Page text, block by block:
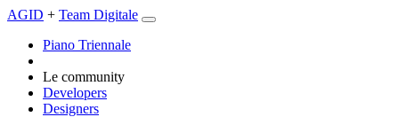
AGID + Team Digitale
Piano Triennale
Le community
Developers
Designers